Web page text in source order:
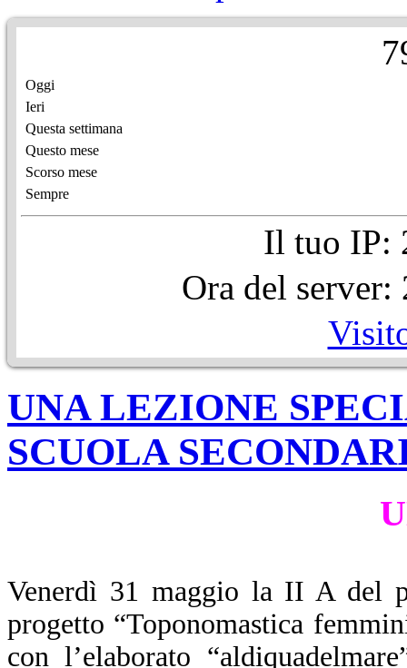
7
Oggi
Ieri
Questa settimana
Questo mese
Scorso mese
Sempre
Il tuo IP:
Ora del
UNA LEZIONE
SCUOLA
UNA
Venerdì 31 maggio la II A del
progetto “Toponomastica
con l’elaborato